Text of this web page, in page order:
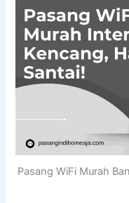
Pasang WiFi Murah